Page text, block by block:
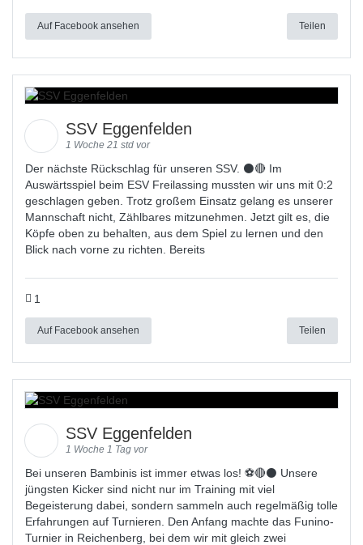
Auf Facebook ansehen Teilen
SSV Eggenfelden
1 Woche 21 std vor
Der nächste Rückschlag für unseren SSV. ⚫🔴 Im
Auswärtsspiel beim ESV Freilassing mussten wir uns mit 0:2
geschlagen geben. Trotz großem Einsatz gelang es unserer
Mannschaft nicht, Zählbares mitzunehmen. Jetzt gilt es, die
Köpfe oben zu behalten, aus dem Spiel zu lernen und den
Blick nach vorne zu richten. Bereits
1
Auf Facebook ansehen Teilen
SSV Eggenfelden
1 Woche 1 Tag vor
Bei unseren Bambinis ist immer etwas los! ⚽️🔴⚫ Unsere
jüngsten Kicker sind nicht nur im Training mit viel
Begeisterung dabei, sondern sammeln auch regelmäßig tolle
Erfahrungen auf Turnieren. Den Anfang machte das Funino-
Turnier in Reichenberg, bei dem wir mit gleich zwei